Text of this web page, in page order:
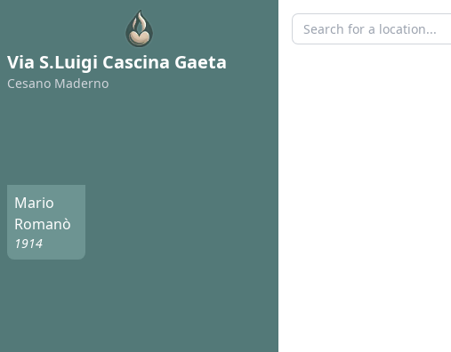
Via S.Luigi Cascina Gaeta
Cesano Maderno
Mario
Romanò
1914